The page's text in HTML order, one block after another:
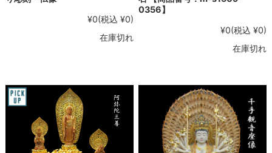
¥0(税込 ¥0)
在庫切れ
0356】
¥0(税込 ¥0)
在庫切れ